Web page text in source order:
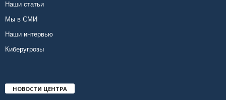
Наши статьи
Мы в СМИ
Наши интервью
Киберугрозы
НОВОСТИ ЦЕНТРА